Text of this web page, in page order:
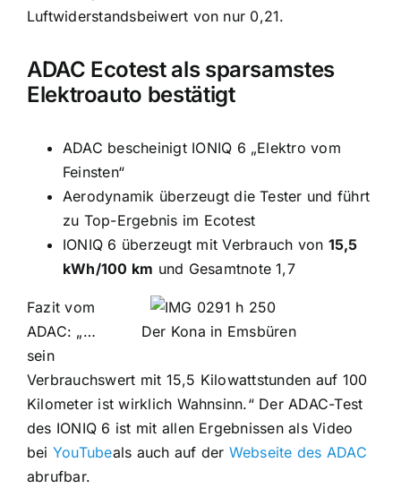
Luftwiderstandsbeiwert von nur 0,21.
ADAC Ecotest als sparsamstes
Elektroauto bestätigt
ADAC bescheinigt IONIQ 6 „Elektro vom
Feinsten“
Aerodynamik überzeugt die Tester und führt
zu Top-Ergebnis im Ecotest
IONIQ 6 überzeugt mit Verbrauch von 15,5
kWh/100 km und Gesamtnote 1,7
Der Kona in Emsbüren
Fazit vom
ADAC: „…
sein
Verbrauchswert mit 15,5 Kilowattstunden auf 100
Kilometer ist wirklich Wahnsinn.“ Der ADAC-Test
des IONIQ 6 ist mit allen Ergebnissen als Video
bei YouTubeals auch auf der Webseite des ADAC
abrufbar.